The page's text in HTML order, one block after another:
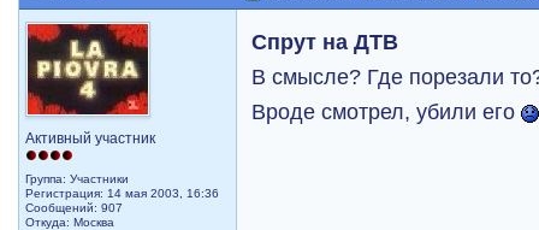
Активный участник
Группа: Участники
Регистрация: 14 мая 2003, 16:36
Сообщений: 907
Откуда: Москва
Спрут на ДТВ
В смысле? Где порезали
Вроде смотрел, убили его